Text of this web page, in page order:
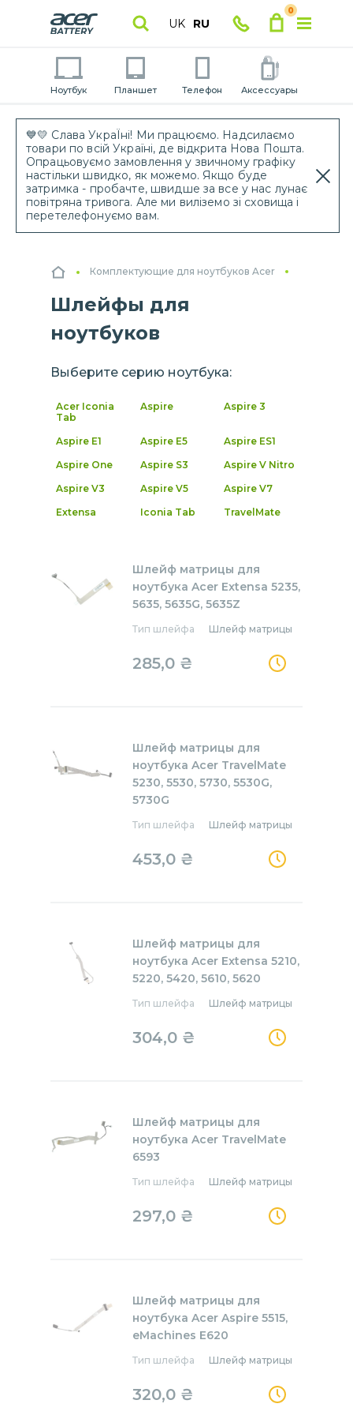
💙💛 Слава УкраЇні! Ми працюємо. Надсилаємо
товари по всій Україні, де відкрита Нова Пошта.
Опрацьовуємо замовлення у звичному графіку
настільки швидко, як можемо. Якщо буде
затримка - пробачте, швидше за все у нас лунає
повітряна тривога. Але ми виліземо зі сховища і
перетелефонуємо вам.
UK RU
0
Ноутбук Планшет Телефон Аксессуары
Комплектующие для ноутбуков Acer
Шлейфы для
ноутбуков
Выберите серию ноутбука:
Acer Iconia
Tab
Aspire Aspire 3
Aspire E1 Aspire E5
Aspire ES1
Aspire One
Aspire S3
Aspire V Nitro
Aspire V3
Aspire V5
Aspire V7
Extensa
Iconia Tab TravelMate
Шлейф матрицы для
ноутбука Acer Extensa 5235,
5635, 5635G, 5635Z
Тип шлейфа Шлейф матрицы
285,0 ₴
Шлейф матрицы для
ноутбука Acer TravelMate
5230, 5530, 5730, 5530G,
5730G
Тип шлейфа Шлейф матрицы
453,0 ₴
Шлейф матрицы для
ноутбука Acer Extensa 5210,
5220, 5420, 5610, 5620
Тип шлейфа Шлейф матрицы
304,0 ₴
Шлейф матрицы для
ноутбука Acer TravelMate
6593
Тип шлейфа Шлейф матрицы
297,0 ₴
Шлейф матрицы для
ноутбука Acer Aspire 5515,
eMachines E620
Тип шлейфа Шлейф матрицы
320,0 ₴